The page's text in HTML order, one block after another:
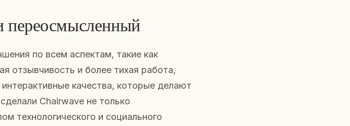
переосмысленный
по всем аспектам, такие как
отзывчивость и более тихая работа,
качества, которые делают
Chairwave не только
технологического и социального